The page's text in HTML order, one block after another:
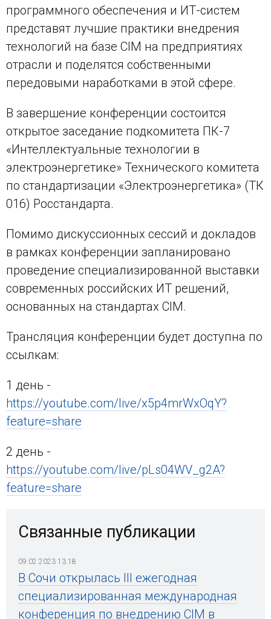
программного обеспечения и ИТ-систем
представят лучшие практики внедрения
технологий на базе CIM на предприятиях
отрасли и поделятся собственными
передовыми наработками в этой сфере.
В завершение конференции состоится
открытое заседание подкомитета ПК-7
«Интеллектуальные технологии в
электроэнергетике» Технического комитета
по стандартизации «Электроэнергетика» (ТК
016) Росстандарта.
Помимо дискуссионных сессий и докладов
в рамках конференции запланировано
проведение специализированной выставки
современных российских ИТ решений,
основанных на стандартах CIM.
Трансляция конференции будет доступна по
ссылкам:
1 день -
https://youtube.com/live/x5p4mrWxOqY?
feature=share
2 день -
https://youtube.com/live/pLs04WV_g2A?
feature=share
Связанные публикации
09.02.2023 13:18
В Сочи открылась III ежегодная
специализированная международная
конференция по внедрению CIM в